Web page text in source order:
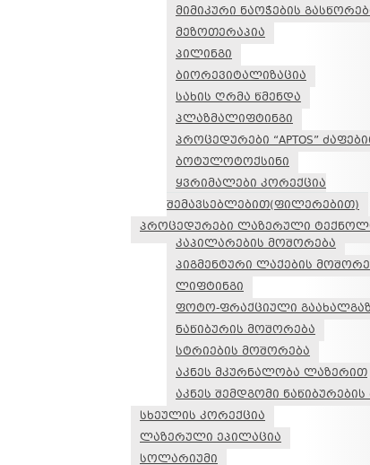
მიმიკური ნაოჭების
მეზოთერაპია
პილინგი
ბიორევიტალიზაცია
სახის ღრმა წმენდა
პლაზმალიფტინგი
პროცედურები “APTOS”
ბოტულოტოქსინი
ყვრიმალები კორექცია
შემავსებლებით(ფილერებით)
პროცედურები ლაზერული
კაპილარების მოშორება
პიგმენტური ლაქების
ლიფტინგი
ფოტო-ფრაქციული
ნაწიბურის მოშორება
სტრიების მოშორება
აკნეს მკურნალობა ლაზერით
აკნეს შემდგომი
სხეულის კორექცია
ლაზერული ეპილაცია
სოლარიუმი